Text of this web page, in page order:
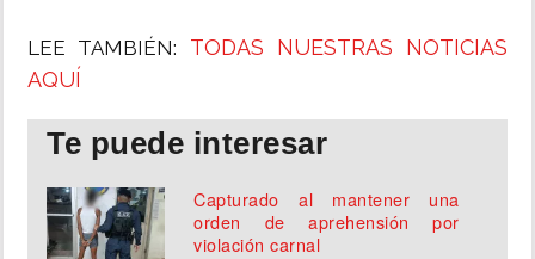
LEE TAMBIÉN: TODAS NUESTRAS NOTICIAS
AQUÍ
Te puede interesar
Capturado al mantener una
orden de aprehensión por
violación carnal